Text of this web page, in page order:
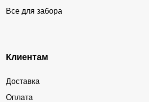
Все для забора
Клиентам
Доставка
Оплата